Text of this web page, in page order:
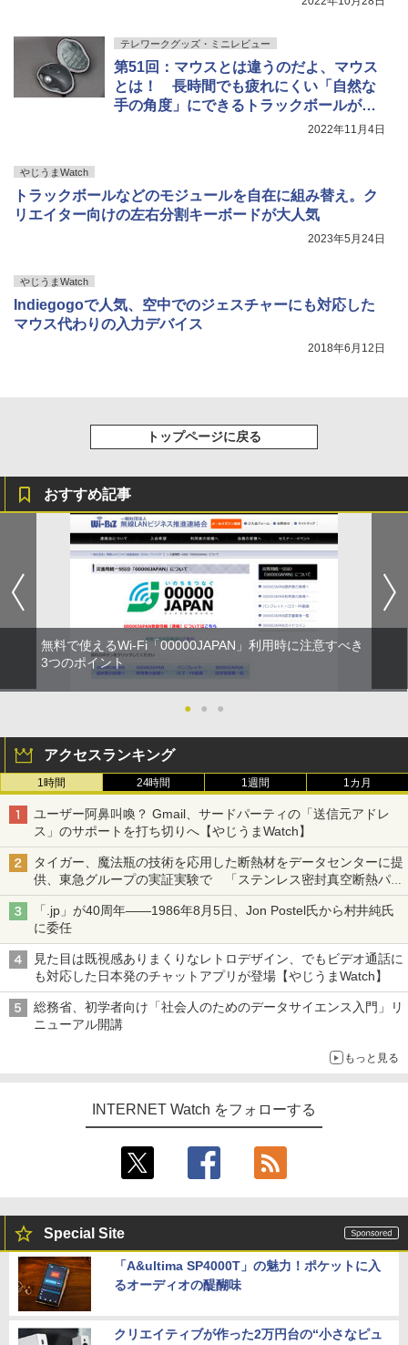
テレワークグッズ・ミニレビュー
第51回：マウスとは違うのだよ、マウス
とは！ 長時間でも疲れにくい「自然な
手の角度」にできるトラックボールがめ
2022年11月4日
やじうまWatch
トラックボールなどのモジュールを自在に組み替え。ク
リエイター向けの左右分割キーボードが大人気
2023年5月24日
やじうまWatch
Indiegogoで人気、空中でのジェスチャーにも対応した
マウス代わりの入力デバイス
2018年6月12日
トップページに戻る
おすすめ記事
無料で使えるWi-Fi「00000JAPAN」利用時に注意すべき
3つのポイント
● ● ●
アクセスランキング
1時間 24時間 1週間 1カ月
ユーザー阿鼻叫喚？ Gmail、サードパーティの「送信元アドレ
ス」のサポートを打ち切りへ【やじうまWatch】
タイガー、魔法瓶の技術を応用した断熱材をデータセンターに提
供、東急グループの実証実験で 「ステンレス密封真空断熱パネ
ル TIVIP」
「.jp」が40周年――1986年8月5日、Jon Postel氏から村井純氏
に委任
見た目は既視感ありまくりなレトロデザイン、でもビデオ通話に
も対応した日本発のチャットアプリが登場【やじうまWatch】
総務省、初学者向け「社会人のためのデータサイエンス入門」リ
ニューアル開講
もっと見る
INTERNET Watch をフォローする
Special Site
「A&ultima SP4000T」の魅力！ポケットに入
るオーディオの醍醐味
クリエイティブが作った2万円台の“小さなピュ